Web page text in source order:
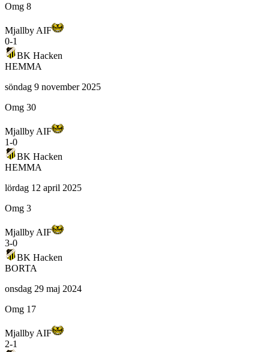
Omg 8
Mjallby AIF
0-1
BK Hacken
HEMMA
söndag 9 november 2025
Omg 30
Mjallby AIF
1-0
BK Hacken
HEMMA
lördag 12 april 2025
Omg 3
Mjallby AIF
3-0
BK Hacken
BORTA
onsdag 29 maj 2024
Omg 17
Mjallby AIF
2-1